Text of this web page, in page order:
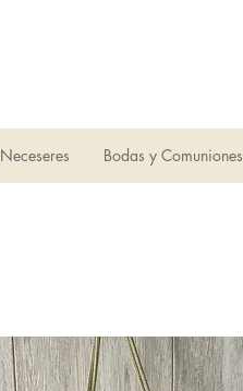
Neceseres Bodas y Comuniones